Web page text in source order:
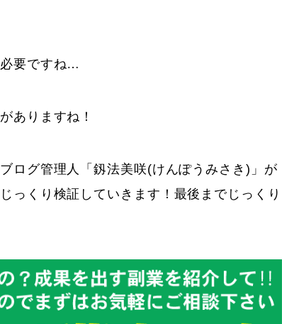
要ですね…
ありますね！
ログ管理人「釼法美咲(けんぽうみさき)」が
っくり検証していきます！最後までじっくり